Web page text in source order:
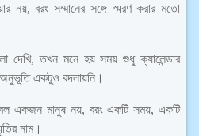
নয়, বরং সম্মানের সঙ্গে স্মরণ করার মতো
তখন মনে হয় সময় শুধু ক্যালেন্ডার
একটুও বদলায়নি।
একজন মানুষ নয়, বরং একটি সময়, একটি
নাম।